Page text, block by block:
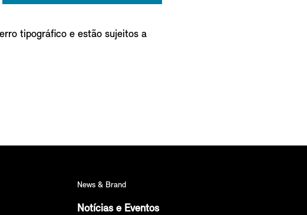
tipográfico e estão sujeitos a
News & Brand
Notícias e Eventos